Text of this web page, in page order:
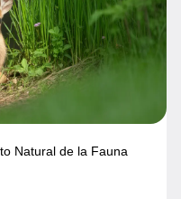
Natural de la Fauna